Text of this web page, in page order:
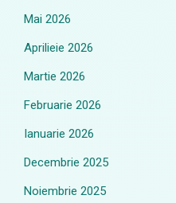
Mai 2026
Aprilieie 2026
Martie 2026
Februarie 2026
Ianuarie 2026
Decembrie 2025
Noiembrie 2025